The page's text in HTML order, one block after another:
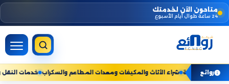
Skip
to
content
متاحون الآن لخدمتك
24 ساعة طوال أيام الأسبوع
روائع
— نخدم جميع مناطق المملكة شراء الأثاث والمكيفات ومعدات المطاعم